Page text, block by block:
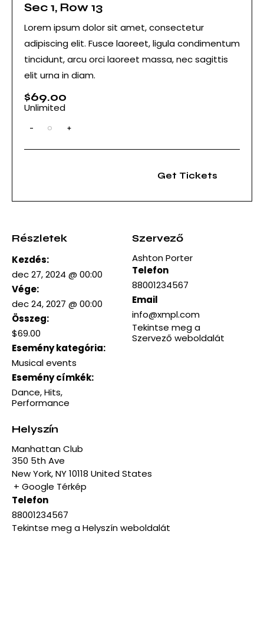
Sec 1, Row 13
Lorem ipsum dolor sit amet, consectetur
adipiscing elit. Fusce laoreet, ligula condimentum
tincidunt, arcu orci laoreet massa, nec sagittis
elit urna in diam.
$69.00
Unlimited
-
Q
a
+
Get Tickets
Részletek
Kezdés:
dec 27, 2024 @ 00:00
Vége:
dec 24, 2027 @ 00:00
Összeg:
$69.00
Esemény kategória:
Musical events
Esemény címkék:
Dance,Hits,
Performance
Szervező
Ashton Porter
Telefon
88001234567
Email
info@xmpl.com
Tekintse meg a
Szervező weboldalát
Helyszín
Manhattan Club
350 5th Ave
New York,NY10118 United States
+ Google Térkép
Telefon
88001234567
Tekintse meg a Helyszín weboldalát